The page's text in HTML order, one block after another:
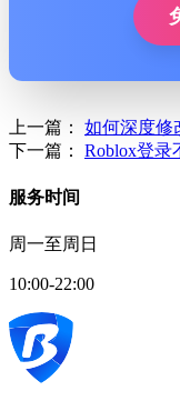
上一篇： 如何深度修
下一篇： Roblox登录
服务时间
周一至周日
10:00-22:00